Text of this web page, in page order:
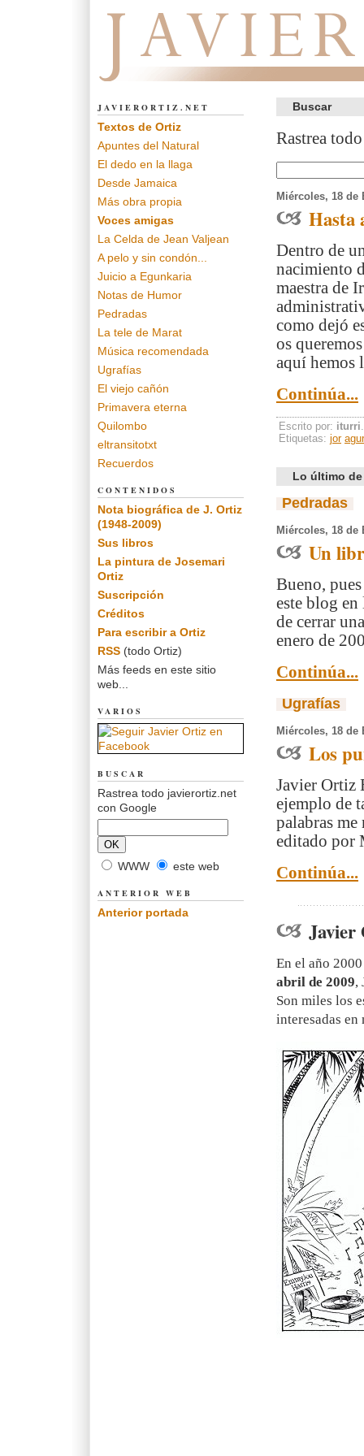
Buscar
Rastrea
Miércoles, 18 de
Hasta
Dentro de
nacimiento
maestra de
como dejó
os
aquí hemos
Continúa...
Escrito por: iturri
Etiquetas: jor agur
Lo último de
Pedradas
Miércoles, 18 de
Un
Bueno,
este blog
de cerrar
enero de
Continúa...
Ugrafías
Miércoles, 18 de
Los
Javier Ortiz
ejemplo de
palabras
editado por
Continúa...
Javier
En el año
abril de 2009,
Son miles los
interesadas en
JAVIERORTIZ.NET
Textos de Ortiz
Apuntes del Natural
El dedo en la llaga
Desde Jamaica
Más obra propia
Voces amigas
La Celda de Jean Valjean
A pelo y sin condón...
Juicio a Egunkaria
Notas de Humor
Pedradas
La tele de Marat
Música recomendada
Ugrafías
El viejo cañón
Primavera eterna
Quilombo
eltransitotxt
Recuerdos
CONTENIDOS
Nota biográfica de J. Ortiz
(1948-2009)
Sus libros
La pintura de Josemari
Ortiz
Suscripción
Créditos
Para escribir a Ortiz
RSS (todo Ortiz)
Más feeds en este sitio
web...
VARIOS
BUSCAR
Rastrea todo javierortiz.net
con Google
WWW este web
ANTERIOR WEB
Anterior portada